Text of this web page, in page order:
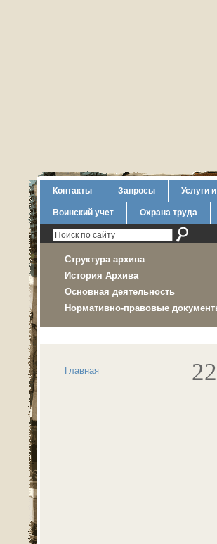
Контакты Запросы Услуги
Воинский учет Охрана труда
Структура архива
История Архива
Основная деятельность
Нормативно-правовые
Главная